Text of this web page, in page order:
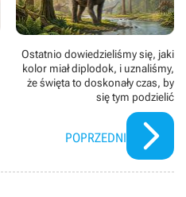
Ostatnio dowiedzieliśmy się, jaki
kolor miał diplodok, i uznaliśmy,
że święta to doskonały czas, by
się tym podzielić
POPRZEDNI